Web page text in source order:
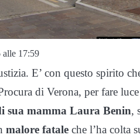
alle 17:59
E’ con questo spirito
di Verona, per fare
sua mamma Laura Benin,
malore fatale che l’ha colta